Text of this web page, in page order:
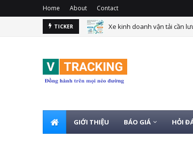
Home About Contact
TICKER
Xe kinh doanh vận tải cần
Quy định xe kinh doanh
GIỚI THIỆU BÁO GIÁ HỎI